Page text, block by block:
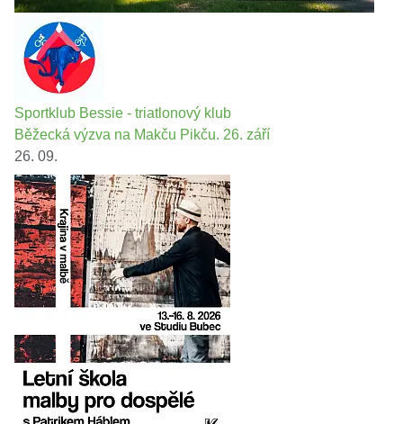
Sportklub Bessie - triatlonový klub
Běžecká výzva na Makču Pikču. 26. září
26. 09.